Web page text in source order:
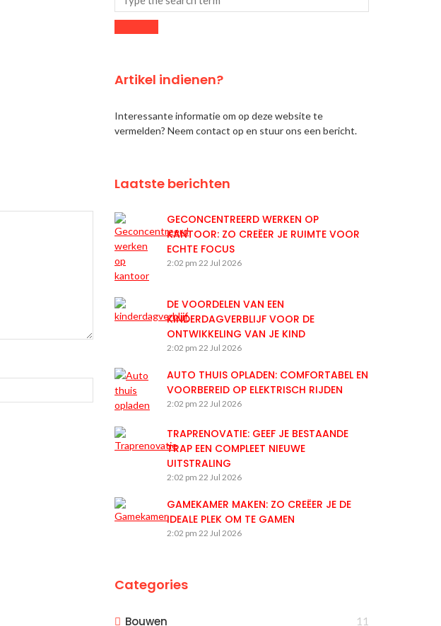
Artikel indienen?
Interessante informatie om op deze website te
vermelden? Neem contact op en stuur ons een bericht.
Laatste berichten
GECONCENTREERD WERKEN OP
KANTOOR: ZO CREËER JE RUIMTE VOOR
ECHTE FOCUS
2:02 pm 22 Jul 2026
DE VOORDELEN VAN EEN
KINDERDAGVERBLIJF VOOR DE
ONTWIKKELING VAN JE KIND
2:02 pm 22 Jul 2026
AUTO THUIS OPLADEN: COMFORTABEL EN
VOORBEREID OP ELEKTRISCH RIJDEN
2:02 pm 22 Jul 2026
TRAPRENOVATIE: GEEF JE BESTAANDE
TRAP EEN COMPLEET NIEUWE
UITSTRALING
2:02 pm 22 Jul 2026
GAMEKAMER MAKEN: ZO CREËER JE DE
IDEALE PLEK OM TE GAMEN
2:02 pm 22 Jul 2026
Categories
Bouwen 11